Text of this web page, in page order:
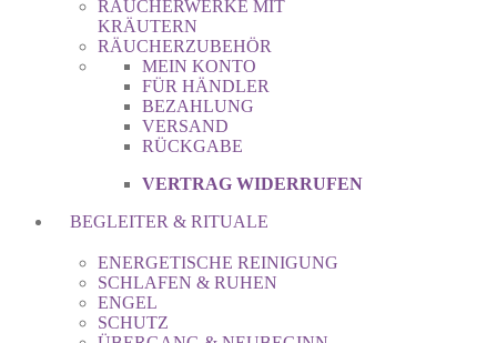
RÄUCHERWERKE MIT
KRÄUTERN
RÄUCHERZUBEHÖR
MEIN KONTO
FÜR HÄNDLER
BEZAHLUNG
VERSAND
RÜCKGABE
VERTRAG WIDERRUFEN
BEGLEITER & RITUALE
ENERGETISCHE REINIGUNG
SCHLAFEN & RUHEN
ENGEL
SCHUTZ